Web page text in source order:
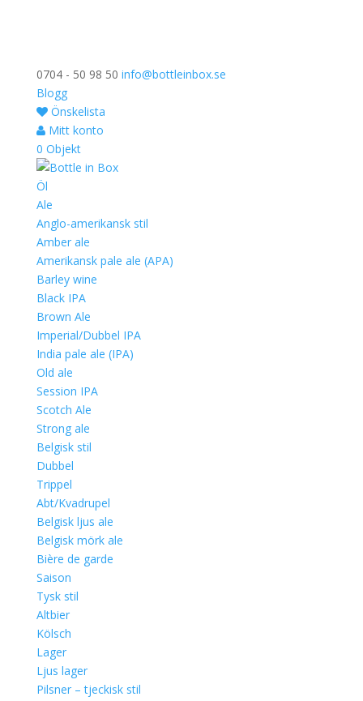
0704 - 50 98 50 info@bottleinbox.se
Blogg
Önskelista
Mitt konto
0 Objekt
Öl
Ale
Anglo-amerikansk stil
Amber ale
Amerikansk pale ale (APA)
Barley wine
Black IPA
Brown Ale
Imperial/Dubbel IPA
India pale ale (IPA)
Old ale
Session IPA
Scotch Ale
Strong ale
Belgisk stil
Dubbel
Trippel
Abt/Kvadrupel
Belgisk ljus ale
Belgisk mörk ale
Bière de garde
Saison
Tysk stil
Altbier
Kölsch
Lager
Ljus lager
Pilsner – tjeckisk stil